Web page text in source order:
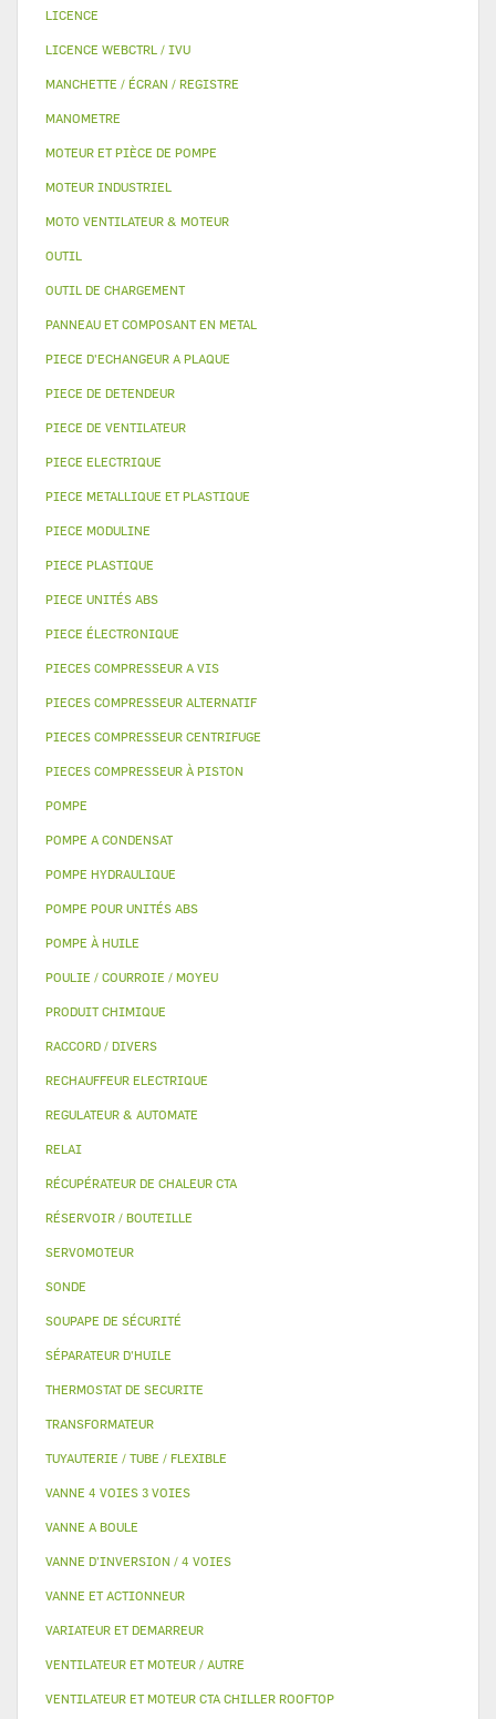
LICENCE
LICENCE WEBCTRL / IVU
MANCHETTE / ÉCRAN / REGISTRE
MANOMETRE
MOTEUR ET PIÈCE DE POMPE
MOTEUR INDUSTRIEL
MOTO VENTILATEUR & MOTEUR
OUTIL
OUTIL DE CHARGEMENT
PANNEAU ET COMPOSANT EN METAL
PIECE D'ECHANGEUR A PLAQUE
PIECE DE DETENDEUR
PIECE DE VENTILATEUR
PIECE ELECTRIQUE
PIECE METALLIQUE ET PLASTIQUE
PIECE MODULINE
PIECE PLASTIQUE
PIECE UNITÉS ABS
PIECE ÉLECTRONIQUE
PIECES COMPRESSEUR A VIS
PIECES COMPRESSEUR ALTERNATIF
PIECES COMPRESSEUR CENTRIFUGE
PIECES COMPRESSEUR À PISTON
POMPE
POMPE A CONDENSAT
POMPE HYDRAULIQUE
POMPE POUR UNITÉS ABS
POMPE À HUILE
POULIE / COURROIE / MOYEU
PRODUIT CHIMIQUE
RACCORD / DIVERS
RECHAUFFEUR ELECTRIQUE
REGULATEUR & AUTOMATE
RELAI
RÉCUPÉRATEUR DE CHALEUR CTA
RÉSERVOIR / BOUTEILLE
SERVOMOTEUR
SONDE
SOUPAPE DE SÉCURITÉ
SÉPARATEUR D'HUILE
THERMOSTAT DE SECURITE
TRANSFORMATEUR
TUYAUTERIE / TUBE / FLEXIBLE
VANNE 4 VOIES 3 VOIES
VANNE A BOULE
VANNE D’INVERSION / 4 VOIES
VANNE ET ACTIONNEUR
VARIATEUR ET DEMARREUR
VENTILATEUR ET MOTEUR / AUTRE
VENTILATEUR ET MOTEUR CTA CHILLER ROOFTOP